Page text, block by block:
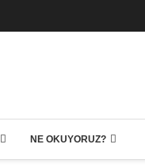
NE OKUYORUZ?